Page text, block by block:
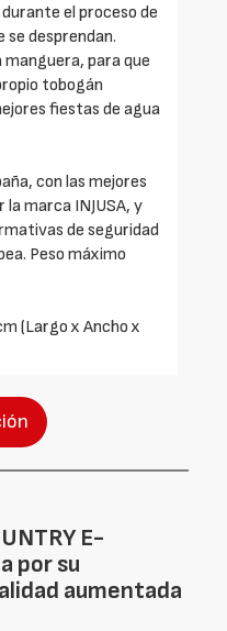
el proceso de
se desprendan.
para que
tobogán
fiestas de agua
con las mejores
marca INJUSA, y
de seguridad
Peso máximo
(Largo x Ancho x
E-
por su
aumentada